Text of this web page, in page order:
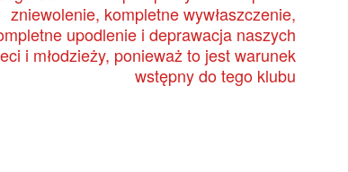
zniewolenie, kompletne wywłaszczenie,
upodlenie i deprawacja naszych
i młodzieży, ponieważ to jest warunek
wstępny do tego klubu